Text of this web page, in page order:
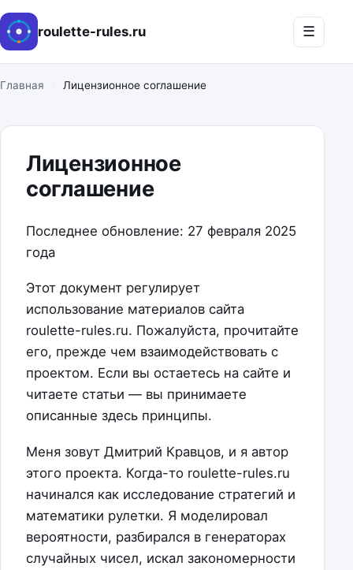
roulette-rules.ru ☰
Главная Лицензионное соглашение
Лицензионное
соглашение
Последнее обновление: 27 февраля 2025
года
Этот документ регулирует
использование материалов сайта
roulette-rules.ru. Пожалуйста, прочитайте
его, прежде чем взаимодействовать с
проектом. Если вы остаетесь на сайте и
читаете статьи — вы принимаете
описанные здесь принципы.
Меня зовут Дмитрий Кравцов, и я автор
этого проекта. Когда-то roulette-rules.ru
начинался как исследование стратегий и
математики рулетки. Я моделировал
вероятности, разбирался в генераторах
случайных чисел, искал закономерности